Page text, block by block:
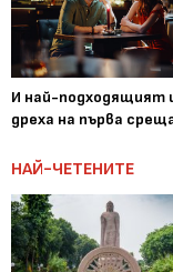
И най-подходящият
дреха на първа
НАЙ-ЧЕТЕНИТЕ